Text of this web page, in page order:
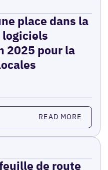
place dans la
2025 pour la
READ MORE
de route